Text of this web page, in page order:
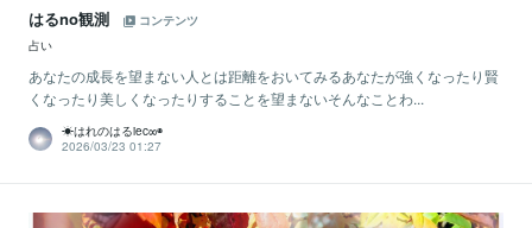
はるno観測
コンテンツ
占い
あなたの成長を望まない人とは距離をおいてみるあなたが強くなったり賢
くなったり美しくなったりすることを望まないそんなことわ...
☀はれのはるiec∞◉
2026/03/23 01:27